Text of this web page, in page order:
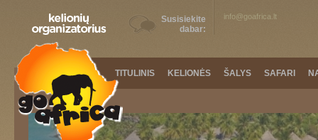
Susisiekite
dabar:
info@goafrica.lt
TITULINIS KELIONĖS ŠALYS SAFARI